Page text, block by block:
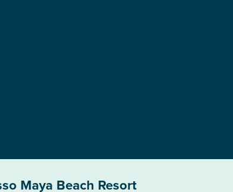
Maya Beach Resort